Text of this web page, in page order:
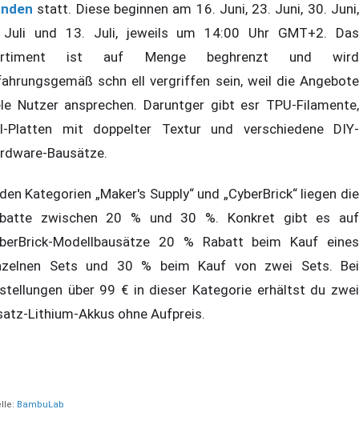
statt. Diese beginnen am 16. Juni, 23. Juni, 30. Juni,
und 13. Juli, jeweils um 14:00 Uhr GMT+2. Das
ist auf Menge beghrenzt und wird
schn ell vergriffen sein, weil die Angebote
Nutzer ansprechen. Daruntger gibt esr TPU-Filamente,
Platten mit doppelter Textur und verschiedene DIY-
Bausätze.
Kategorien „Maker's Supply“ und „CyberBrick“ liegen die
zwischen 20 % und 30 %. Konkret gibt es auf
Modellbausätze 20 % Rabatt beim Kauf eines
Sets und 30 % beim Kauf von zwei Sets. Bei
über 99 € in dieser Kategorie erhältst du zwei
Lithium-Akkus ohne Aufpreis.
BambuLab